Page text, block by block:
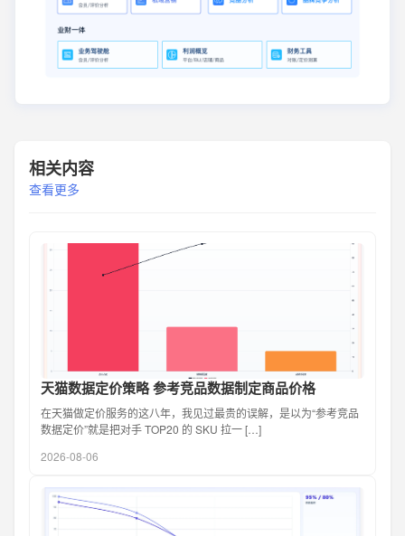
相关内容
查看更多
天猫数据定价策略 参考竞品数据制定商品价格
在天猫做定价服务的这八年，我见过最贵的误解，是以为“参考竞品
数据定价”就是把对手 TOP20 的 SKU 拉一 […]
2026-08-06